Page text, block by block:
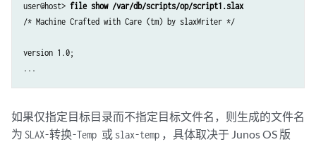
user@host> file show /var/db/scripts/op/script1.slax
/* Machine Crafted with Care (tm) by slaxWriter */
version 1.0;
...
如果仅指定目标目录而不指定目标文件名，则生成的文件名
为 SLAX-转换-Temp 或 slax-temp ，具体取决于 Junos OS 版